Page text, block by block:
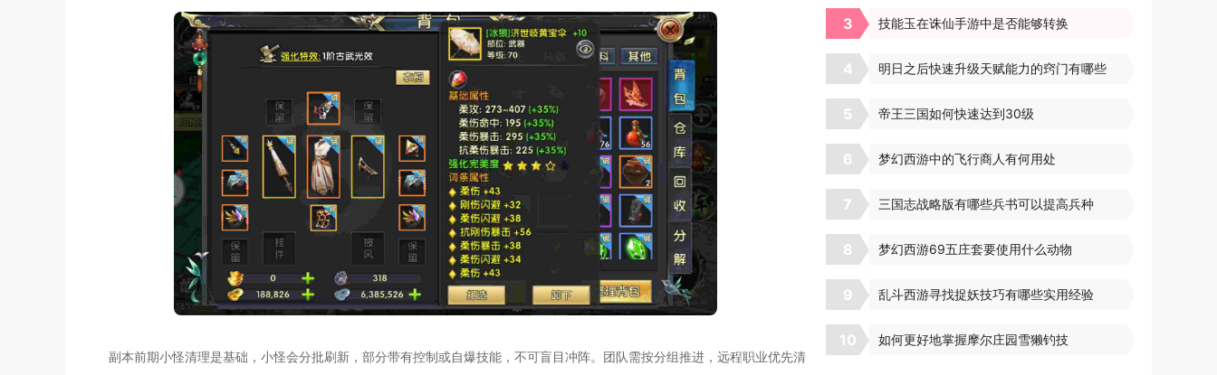
副本前期小怪清理是基础，小怪会分批刷新，部分带有控制或自爆技能，不可盲目冲阵。团队需按分组推进，远程职业优先清
3 技能玉在诛仙手游中是否能够转换
4 明日之后快速升级天赋能力的窍门有哪些
5 帝王三国如何快速达到30级
6 梦幻西游中的飞行商人有何用处
7 三国志战略版有哪些兵书可以提高兵种
8 梦幻西游69五庄套要使用什么动物
9 乱斗西游寻找捉妖技巧有哪些实用经验
10 如何更好地掌握摩尔庄园雪獭钓技